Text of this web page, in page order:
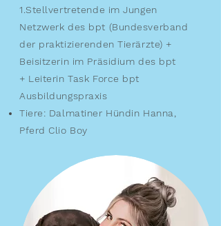
1.Stellvertretende im Jungen
Netzwerk des bpt (Bundesverband
der praktizierenden Tierärzte) +
Beisitzerin im Präsidium des bpt
+ Leiterin Task Force bpt
Ausbildungspraxis
Tiere: Dalmatiner Hündin Hanna,
Pferd Clio Boy